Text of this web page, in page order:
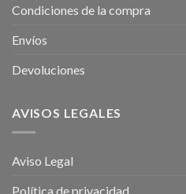
Condiciones de la compra
Envíos
Devoluciones
AVISOS LEGALES
Aviso Legal
Política de privacidad